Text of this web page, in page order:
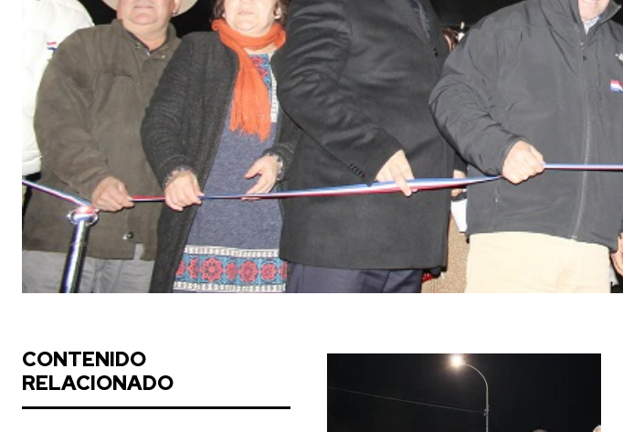
CONTENIDO
RELACIONADO